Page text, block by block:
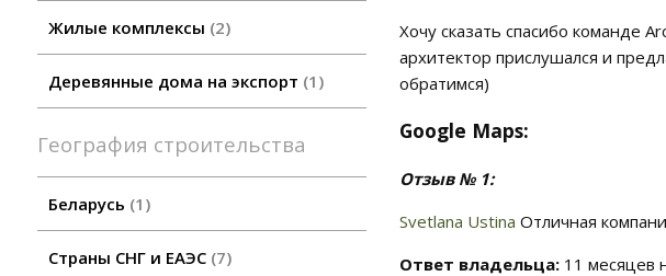
Жилые комплексы 2
Деревянные дома на экспорт 1
География строительства
Беларусь 1
Страны СНГ и ЕАЭС 7
Хочу сказать спасибо команде
архитектор прислушался и
обратимся)
Google Maps:
Отзыв № 1:
Svetlana Ustina Отличная
Ответ владельца: 11 месяцев